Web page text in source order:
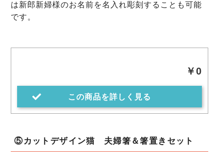
は新郎新婦様のお名前を名入れ彫刻することも可能
です。
￥0
この商品を詳しく見る
⑤カットデザイン猫 夫婦箸＆箸置きセット